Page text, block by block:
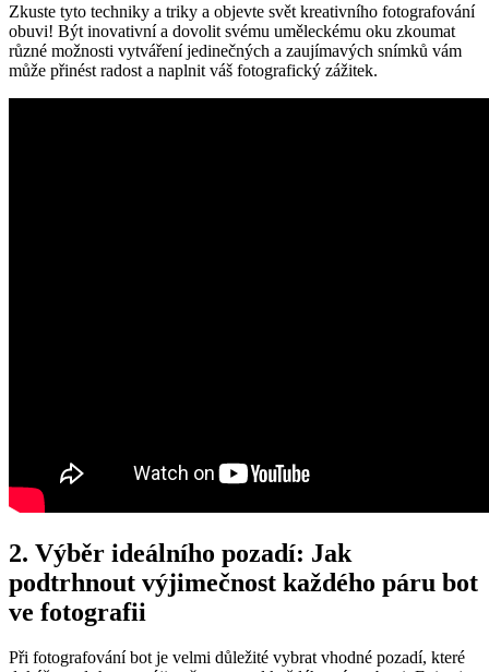
Zkuste tyto⁤ techniky a triky ⁤a objevte svět ⁢kreativního fotografování
obuvi! Být inovativní a dovolit⁤ svému uměleckému oku zkoumat
různé⁢ možnosti vytváření jedinečných a zaujímavých snímků vám
může přinést⁣ radost a naplnit váš fotografický⁤ zážitek.
2. Výběr ideálního ‌pozadí: Jak
podtrhnout výjimečnost každého páru bot
ve fotografii
Při fotografování bot je velmi důležité vybrat vhodné pozadí, ⁣které